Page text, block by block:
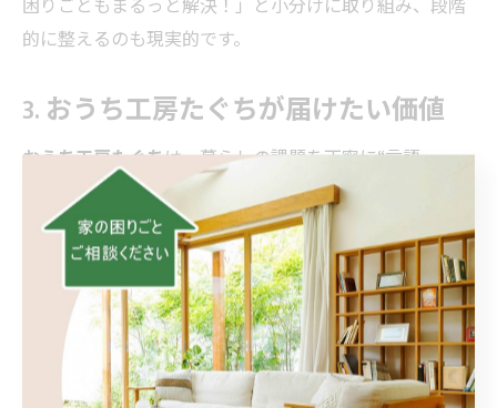
困りごともまるっと解決！」と小分けに取り組み、段階
的に整えるのも現実的です。
3. おうち工房たぐちが届けたい価値
おうち工房たぐちは、暮らしの課題を丁寧に“言語
化”し、納得感のある選択肢を一緒に探す姿勢を大切にし
ています。頼れる便利屋として、生活の細かな違和感に
も耳を傾け、なんでもリフォームの発想で解決ルートを
整理します。
また、検討段階から「どこにどれだけかけるのか」とい
うリフォーム 費用の考え方を共有し、将来のメンテも
しやすい選び方を提案していきます。合言葉はもちろん